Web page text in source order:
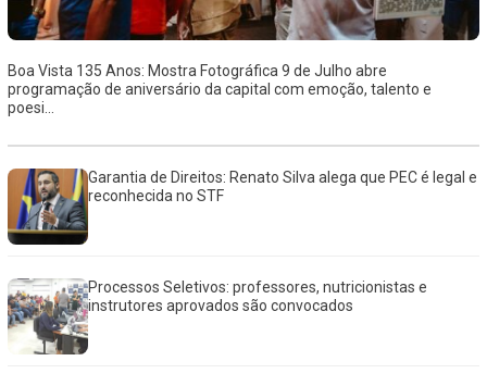
Boa Vista 135 Anos: Mostra Fotográfica 9 de Julho abre
programação de aniversário da capital com emoção, talento e
poesi...
Garantia de Direitos: Renato Silva alega que PEC é legal e
reconhecida no STF
Processos Seletivos: professores, nutricionistas e
instrutores aprovados são convocados